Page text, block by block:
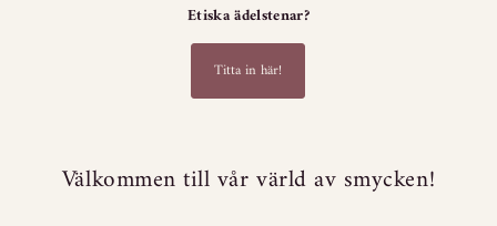
Etiska ädelstenar?
Titta in här!
Välkommen till vår värld av smycken!